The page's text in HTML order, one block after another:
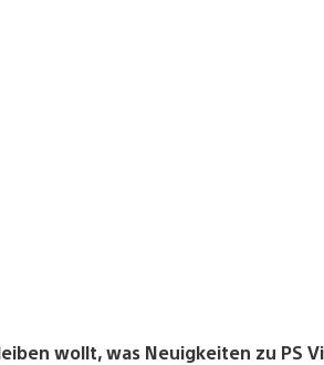
wollt, was Neuigkeiten zu PS